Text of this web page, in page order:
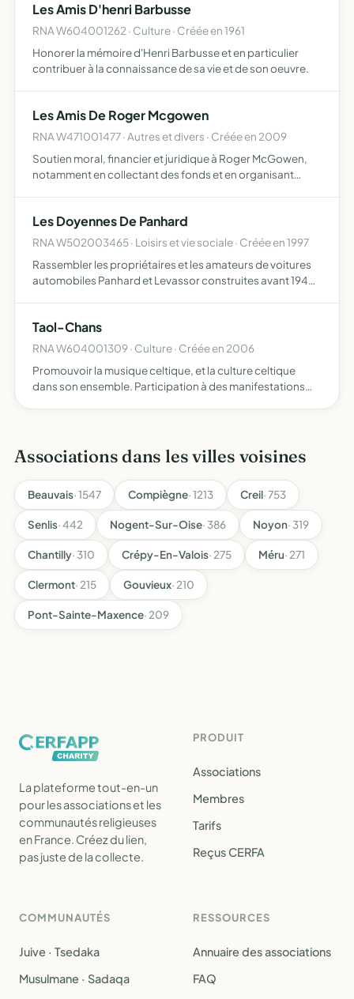
Les Amis D'henri Barbusse
RNA W604001262 · Culture · Créée en 1961
Honorer la mémoire d'Henri Barbusse et en particulier
contribuer à la connaissance de sa vie et de son oeuvre.
Les Amis De Roger Mcgowen
RNA W471001477 · Autres et divers · Créée en 2009
Soutien moral, financier et juridique à Roger McGowen,
notamment en collectant des fonds et en organisant
Les Doyennes De Panhard
RNA W502003465 · Loisirs et vie sociale · Créée en 1997
Rassembler les propriétaires et les amateurs de voitures
automobiles Panhard et Levassor construites avant 1940,
gén…
Taol-Chans
RNA W604001309 · Culture · Créée en 2006
Promouvoir la musique celtique, et la culture celtique
dans son ensemble. Participation à des manifestations
Associations dans les villes voisines
Beauvais· 1547 Compiègne· 1213 Creil· 753
Senlis· 442 Nogent-Sur-Oise· 386 Noyon· 319
Chantilly· 310 Crépy-En-Valois· 275 Méru· 271
Clermont· 215 Gouvieux· 210
Pont-Sainte-Maxence· 209
La plateforme tout-en-un
pour les associations et les
communautés religieuses
en France. Créez du lien,
pas juste de la collecte.
PRODUIT
Associations
Membres
Tarifs
Reçus CERFA
COMMUNAUTÉS
Juive · Tsedaka
Musulmane · Sadaqa
RESSOURCES
Annuaire des associations
FAQ